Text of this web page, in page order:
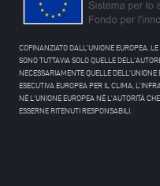
COFINANZIATO DALL'UNIONE EUROPEA.
SONO TUTTAVIA SOLO QUELLE
NECESSARIAMENTE QUELLE DELL'UNIONE
ESECUTIVA EUROPEA PER IL CLIMA,
NÉ L'UNIONE EUROPEA NÉ L'AUTORITÀ
ESSERNE RITENUTI RESPONSABILI.